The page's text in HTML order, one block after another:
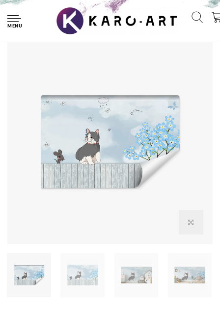
MENU
Fotobehang - Kat op schutting, Kinderkamer, premium print,
inclusief behanglijm